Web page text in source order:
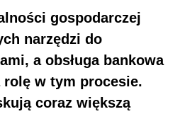
gospodarczej
narzędzi do
a obsługa bankowa
w tym procesie.
coraz większą